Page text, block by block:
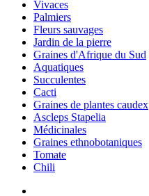
Vivaces
Palmiers
Fleurs sauvages
Jardin de la pierre
Graines d'Afrique du Sud
Aquatiques
Succulentes
Cacti
Graines de plantes caudex
Ascleps Stapelia
Médicinales
Graines ethnobotaniques
Tomate
Chili